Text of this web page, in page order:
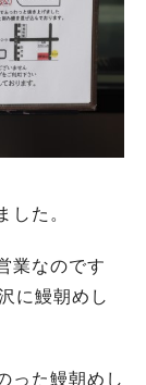
した。
業なのです
に鰻朝めし
った鰻朝めし